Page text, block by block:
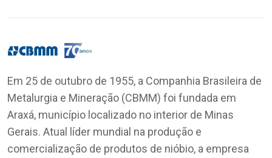
Em 25 de outubro de 1955, a Companhia Brasileira de
Metalurgia e Mineração (CBMM) foi fundada em
Araxá, município localizado no interior de Minas
Gerais. Atual líder mundial na produção e
comercialização de produtos de nióbio, a empresa